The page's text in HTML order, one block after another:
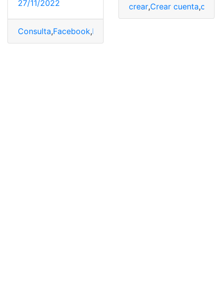
27/11/2022
Consulta,Facebook,Noticias
crear,Crear cuenta,